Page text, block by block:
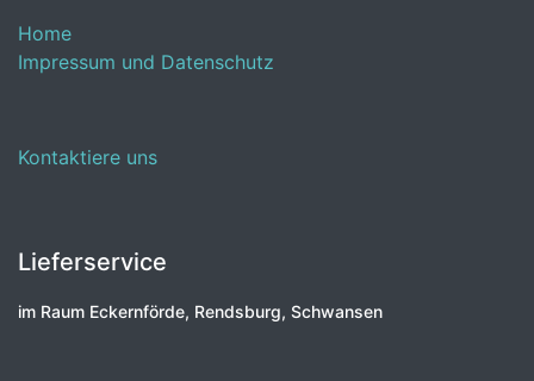
Home
Impressum und Datenschutz
Kontaktiere uns
Lieferservice
im Raum Eckernförde, Rendsburg, Schwansen